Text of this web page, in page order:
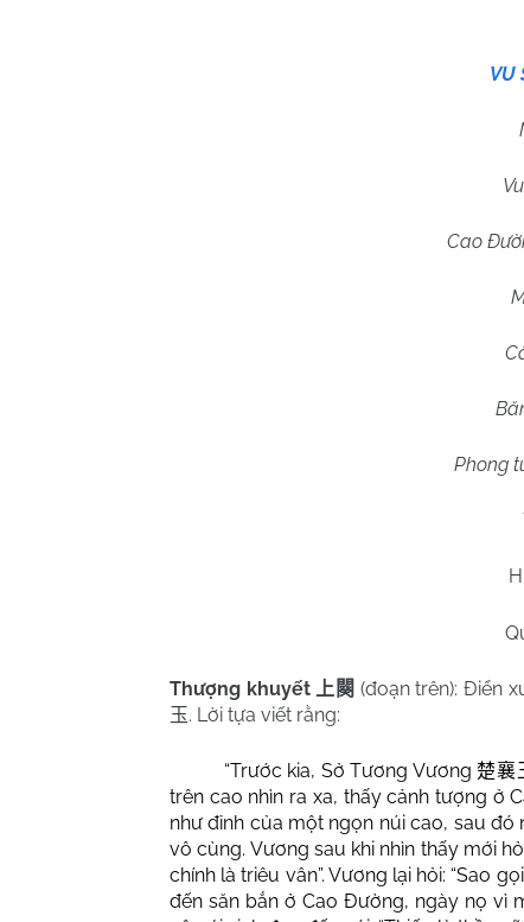
VU
Cao
Phong
Thượng khuyết 上闋 (đoạn trên): Điển
玉. Lời tựa viết rằng:
“Trước kia, Sở Tương Vương 楚襄
trên cao nhìn ra xa, thấy cảnh tượng ở
như đỉnh của một ngọn núi cao, sau
vô cùng. Vương sau khi nhìn thấy mới
chính là triêu vân”. Vương lại hỏi: “Sao
đến săn bắn ở Cao Đường, ngày nọ vì